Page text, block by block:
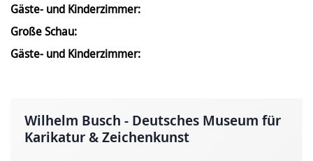
Gäste- und Kinderzimmer:
Große Schau:
Gäste- und Kinderzimmer:
Wilhelm Busch - Deutsches Museum für
Karikatur & Zeichenkunst